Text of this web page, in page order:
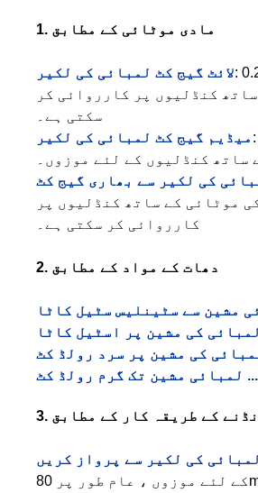
1. مادی موٹائی کے مطابق
لائٹ گیج کٹ لمبائی کی لکیرمیٹر کی
کنڈلیوں پر کارروائی کر
سکتی ہے۔
میڈیم گیج کٹ لمبائی کی لکیر
ساتھ کنڈلیوں کے لئے موزوں۔
کی لکیر سے بھاری گیج کٹ
موٹائی کے ساتھ کنڈلیوں پر
کارروائی کر سکتی ہے۔
2. دھات کے مواد کے مطابق
لمبائی کی مشین پر اسٹیل کاٹا
لمبائی مشین تک گرم رولڈ کٹ ...
کے طریقہ کار کے مطابق
لمبائی کی لکیر سے پرواز کریں
کے لئے موزوں ، عام طور پر 80m/منٹ کی رفتار